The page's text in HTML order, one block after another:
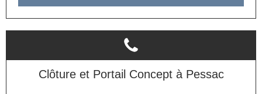
Clôture et Portail Concept à Pessac